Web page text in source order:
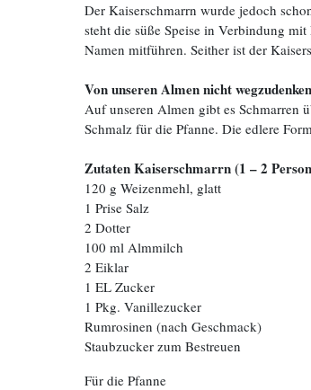
Der Kaiserschmarrn wurde jedoch
steht die süße Speise in Verbindung
Namen mitführen. Seither ist der
Von unseren Almen nicht wegzudenken
Auf unseren Almen gibt es Schmarren
Schmalz für die Pfanne. Die edlere
Zutaten Kaiserschmarrn (1 – 2
120 g Weizenmehl, glatt
1 Prise Salz
2 Dotter
100 ml Almmilch
2 Eiklar
1 EL Zucker
1 Pkg. Vanillezucker
Rumrosinen (nach Geschmack)
Staubzucker zum Bestreuen
Für die Pfanne